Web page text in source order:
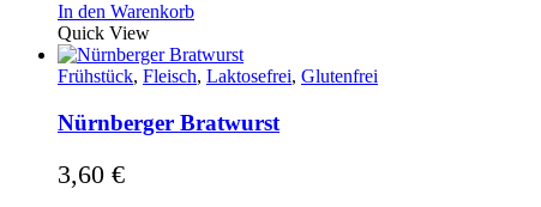
In den Warenkorb
Quick View
Frühstück, Fleisch, Laktosefrei, Glutenfrei
Nürnberger Bratwurst
3,60 €